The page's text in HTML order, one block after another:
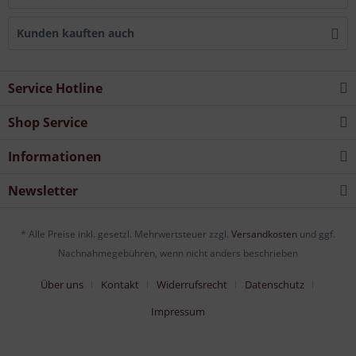
Kunden kauften auch
Service Hotline
Shop Service
Informationen
Newsletter
* Alle Preise inkl. gesetzl. Mehrwertsteuer zzgl. Versandkosten und ggf.
Nachnahmegebühren, wenn nicht anders beschrieben
Über uns Kontakt Widerrufsrecht
Datenschutz
Impressum